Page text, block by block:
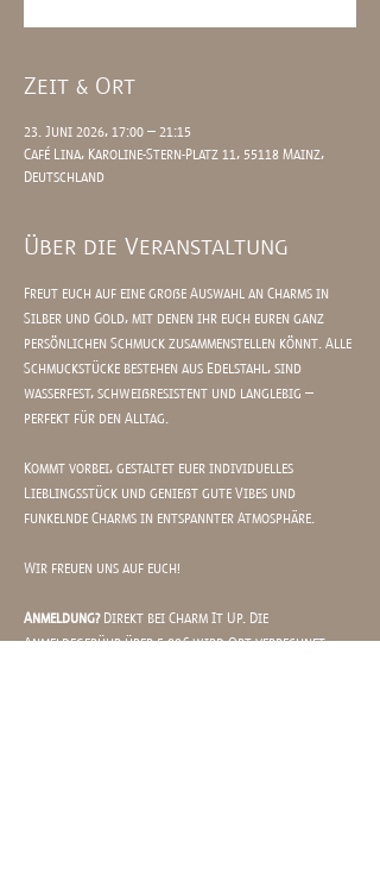
Zeit & Ort
23. Juni 2026, 17:00 – 21:15
Café Lina, Karoline-Stern-Platz 11, 55118 Mainz,
Deutschland
Über die Veranstaltung
Freut euch auf eine große Auswahl an Charms in
Silber und Gold, mit denen ihr euch euren ganz
persönlichen Schmuck zusammenstellen könnt. Alle
Schmuckstücke bestehen aus Edelstahl, sind
wasserfest, schweißresistent und langlebig –
perfekt für den Alltag.
Kommt vorbei, gestaltet euer individuelles
Lieblingsstück und genießt gute Vibes und
funkelnde Charms in entspannter Atmosphäre.
Wir freuen uns auf euch!
Anmeldung? Direkt bei Charm It Up. Die
Anmeldegebühr über 5,00€ wird Ort verrechnet